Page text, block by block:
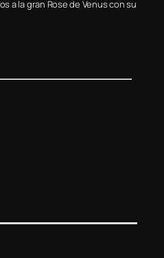
a la gran Rose de Venus con su